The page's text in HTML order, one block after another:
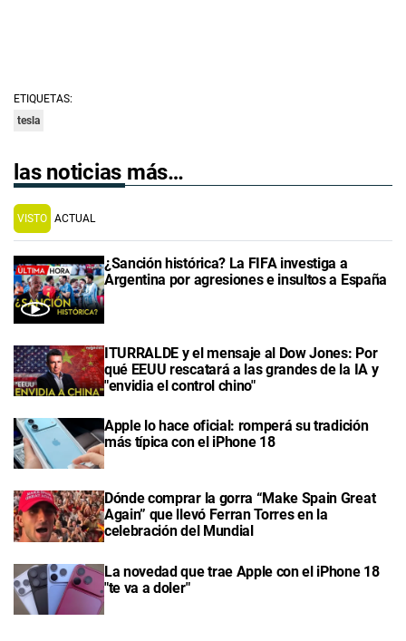
ETIQUETAS:
tesla
las noticias más…
VISTO ACTUAL
¿Sanción histórica? La FIFA investiga a
Argentina por agresiones e insultos a España
ITURRALDE y el mensaje al Dow Jones: Por
qué EEUU rescatará a las grandes de la IA y
"envidia el control chino"
Apple lo hace oficial: romperá su tradición
más típica con el iPhone 18
Dónde comprar la gorra “Make Spain Great
Again” que llevó Ferran Torres en la
celebración del Mundial
La novedad que trae Apple con el iPhone 18
"te va a doler"